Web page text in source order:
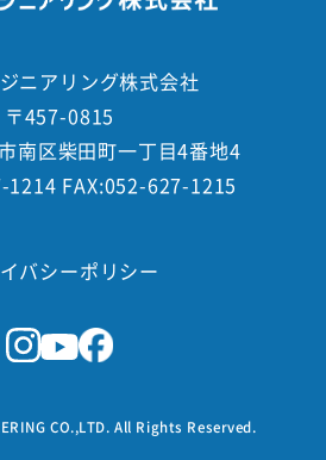
ニアリング株式会社
〒457-0815
南区柴田町一丁目4番地4
1214 FAX:052-627-1215
CO.,LTD. All Rights Reserved.
バシーポリシー